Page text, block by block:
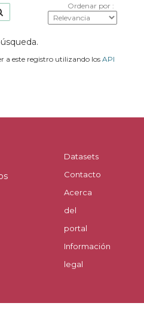
Ordenar por
a este registro utilizando los API
Datasets
Contacto
Acerca
del
portal
Información
legal